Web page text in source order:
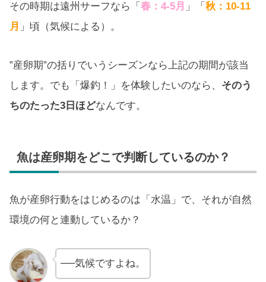
その時期は遠州サーフなら「 春：4-5月 」「 秋：10-11
月 」頃（気候による）。
”産卵期”の括りでいうシーズンなら上記の期間が該当
します。でも「爆釣！」を体験したいのなら、 そのう
ちのたった3日ほどなんです。
魚は産卵期をどこで判断しているのか？
魚が産卵行動をはじめるのは「水温」で、それが自然
環境の何と連動しているか？
──気候ですよね。